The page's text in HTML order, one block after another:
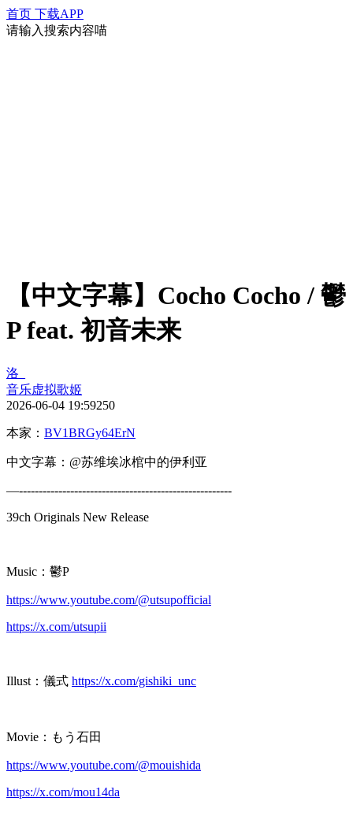
首页 下载APP
请输入搜索内容喵
【中文字幕】Cocho Cocho / 鬱
P feat. 初音未来
洛_
音乐虚拟歌姬
2026-06-04 19:59250
本家： BV1BRGy64ErN
中文字幕：@苏维埃冰棺中的伊利亚
—------------------------------------------------------
39ch Originals New Release
Music：鬱P
https://www.youtube.com/@utsupofficial
https://x.com/utsupii
Illust：儀式 https://x.com/gishiki_unc
Movie：もう石田
https://www.youtube.com/@mouishida
https://x.com/mou14da